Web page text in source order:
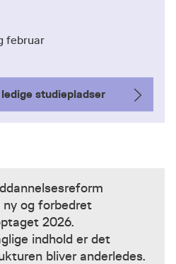
februar
studiepladser
ny og forbedret
2026.
indhold er det
bliver anderledes.